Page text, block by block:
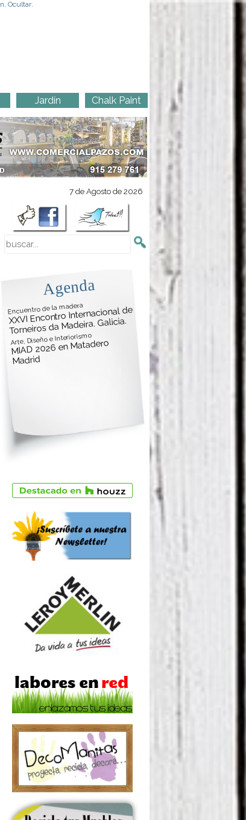
. Ocultar.
Jardín Chalk Paint
7 de Agosto de 2026
Agenda
Encuentro de la madera
XXVI Encontro Internacional de
Torneiros da Madeira. Galicia.
Arte, Diseño e Interiorismo
MIAD 2026 en Matadero
Madrid